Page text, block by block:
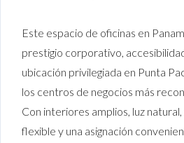
Este espacio de oficinas en
prestigio corporativo,
ubicación privilegiada en Punta
los centros de negocios más
Con interiores amplios, luz
flexible y una asignación